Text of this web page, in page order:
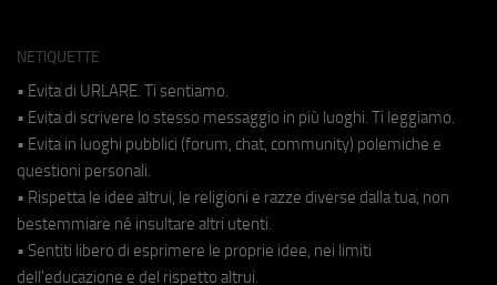
NETIQUETTE
• Evita di URLARE. Ti sentiamo.
• Evita di scrivere lo stesso messaggio in più luoghi. Ti leggiamo.
• Evita in luoghi pubblici (forum, chat, community) polemiche e
questioni personali.
• Rispetta le idee altrui, le religioni e razze diverse dalla tua, non
bestemmiare né insultare altri utenti.
• Sentiti libero di esprimere le proprie idee, nei limiti
dell'educazione e del rispetto altrui.